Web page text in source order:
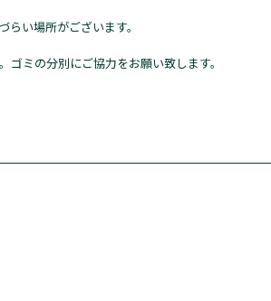
い場所がございます。
ミの分別にご協力をお願い致します。